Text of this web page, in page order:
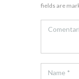
fields are